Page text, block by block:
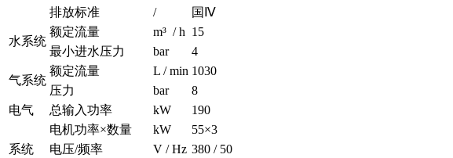
排放标准
/ 国Ⅳ
水系统
额定流量 m³ / h 15
最小进水压力
bar 4
气系统
额定流量 L / min 1030
压力
bar
8
电气
总输入功率 kW 190
系统
电机功率×数量 kW
55×3
电压/频率
V / Hz 380 / 50